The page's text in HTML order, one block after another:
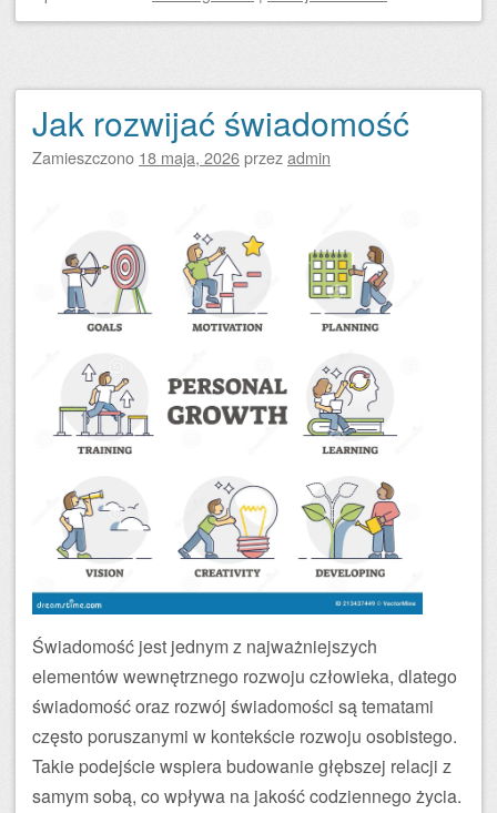
Jak rozwijać świadomość
Zamieszczono 18 maja, 2026przezadmin
Świadomość jest jednym z najważniejszych
elementów wewnętrznego rozwoju człowieka, dlatego
świadomość oraz rozwój świadomości są tematami
często poruszanymi w kontekście rozwoju osobistego.
Takie podejście wspiera budowanie głębszej relacji z
samym sobą, co wpływa na jakość codziennego życia.